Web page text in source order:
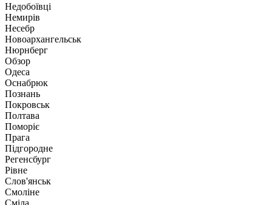
Недобоївці
Немирів
Несебр
Новоархангельськ
Нюрнберг
Обзор
Одеса
Оснабрюк
Познань
Покровськ
Полтава
Поморіє
Прага
Підгородне
Регенсбург
Рівне
Слов'янськ
Смоліне